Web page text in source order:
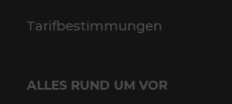
Tarifbestimmungen
ALLES RUND UM VOR